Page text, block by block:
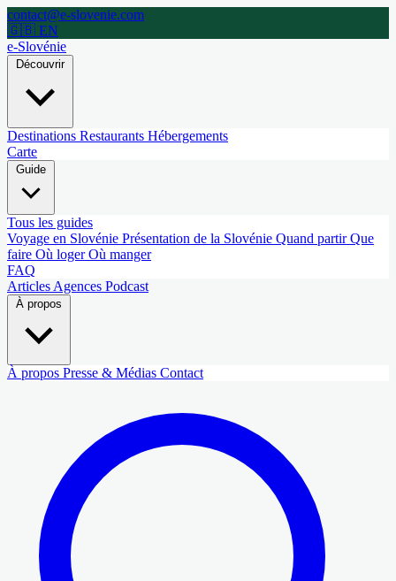
contact@e-slovenie.com
🇬🇧 EN
e-Slovénie
Découvrir
Destinations Restaurants Hébergements
Carte
Tous les guides
Voyage en Slovénie Présentation de la Slovénie Quand partirQue
faire Où logerOù manger
FAQ
Articles Agences Podcast
À propos Presse & Médias Contact